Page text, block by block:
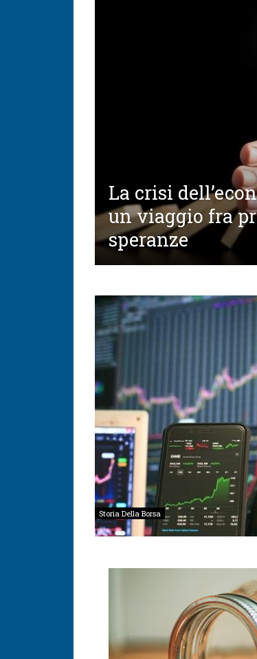
La crisi
un viaggio fra
speranze
Storia Della Borsa